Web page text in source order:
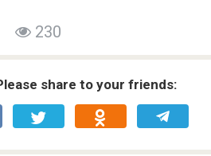
230
share to your friends: